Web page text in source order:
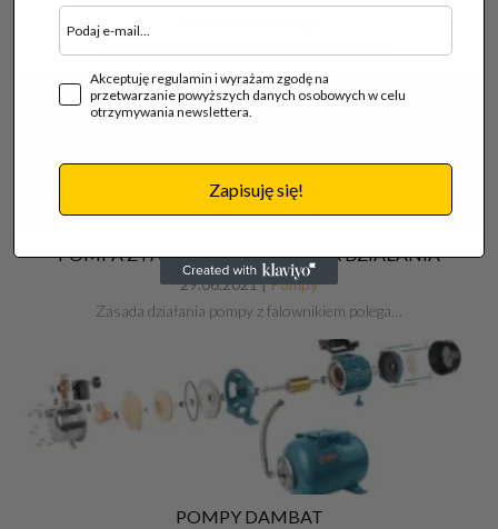
POMPA Z FALOWNIKIEM ZASADA DZIAŁANIA
29.06.2021 |Pompy
Zasada działania pompy z falownikiem polega…
POMPY DAMBAT
Akceptuję regulamin i wyrażam zgodę na
przetwarzanie powyższych danych osobowych w celu
otrzymywania newslettera.
Zapisuję się!